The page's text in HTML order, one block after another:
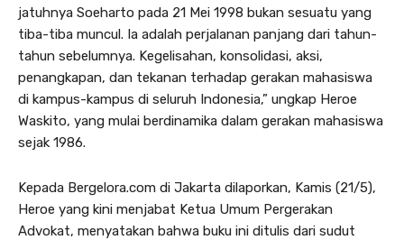
jatuhnya Soeharto pada 21 Mei 1998 bukan sesuatu yang
tiba-tiba muncul. Ia adalah perjalanan panjang dari tahun-
tahun sebelumnya. Kegelisahan, konsolidasi, aksi,
penangkapan, dan tekanan terhadap gerakan mahasiswa
di kampus-kampus di seluruh Indonesia,” ungkap Heroe
Waskito, yang mulai berdinamika dalam gerakan mahasiswa
sejak 1986.
Kepada Bergelora.com di Jakarta dilaporkan, Kamis (21/5),
Heroe yang kini menjabat Ketua Umum Pergerakan
Advokat, menyatakan bahwa buku ini ditulis dari sudut